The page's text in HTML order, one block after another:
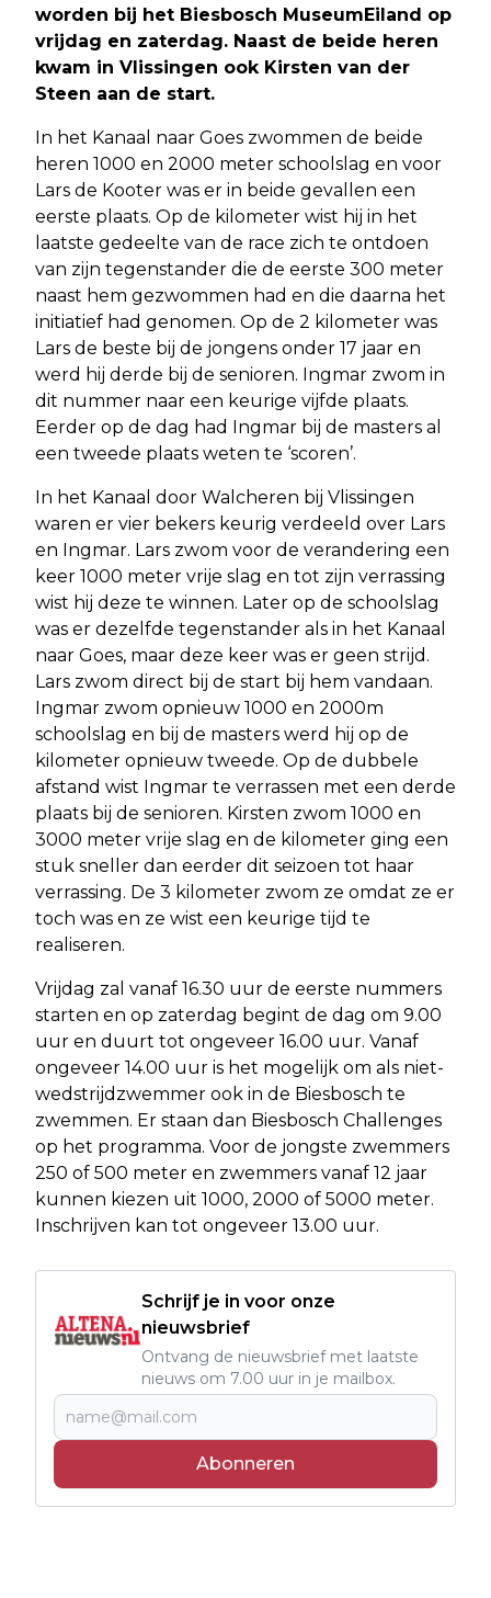
worden bij het Biesbosch MuseumEiland op
vrijdag en zaterdag. Naast de beide heren
kwam in Vlissingen ook Kirsten van der
Steen aan de start.
In het Kanaal naar Goes zwommen de beide
heren 1000 en 2000 meter schoolslag en voor
Lars de Kooter was er in beide gevallen een
eerste plaats. Op de kilometer wist hij in het
laatste gedeelte van de race zich te ontdoen
van zijn tegenstander die de eerste 300 meter
naast hem gezwommen had en die daarna het
initiatief had genomen. Op de 2 kilometer was
Lars de beste bij de jongens onder 17 jaar en
werd hij derde bij de senioren. Ingmar zwom in
dit nummer naar een keurige vijfde plaats.
Eerder op de dag had Ingmar bij de masters al
een tweede plaats weten te ‘scoren’.
In het Kanaal door Walcheren bij Vlissingen
waren er vier bekers keurig verdeeld over Lars
en Ingmar. Lars zwom voor de verandering een
keer 1000 meter vrije slag en tot zijn verrassing
wist hij deze te winnen. Later op de schoolslag
was er dezelfde tegenstander als in het Kanaal
naar Goes, maar deze keer was er geen strijd.
Lars zwom direct bij de start bij hem vandaan.
Ingmar zwom opnieuw 1000 en 2000m
schoolslag en bij de masters werd hij op de
kilometer opnieuw tweede. Op de dubbele
afstand wist Ingmar te verrassen met een derde
plaats bij de senioren. Kirsten zwom 1000 en
3000 meter vrije slag en de kilometer ging een
stuk sneller dan eerder dit seizoen tot haar
verrassing. De 3 kilometer zwom ze omdat ze er
toch was en ze wist een keurige tijd te
realiseren.
Vrijdag zal vanaf 16.30 uur de eerste nummers
starten en op zaterdag begint de dag om 9.00
uur en duurt tot ongeveer 16.00 uur. Vanaf
ongeveer 14.00 uur is het mogelijk om als niet-
wedstrijdzwemmer ook in de Biesbosch te
zwemmen. Er staan dan Biesbosch Challenges
op het programma. Voor de jongste zwemmers
250 of 500 meter en zwemmers vanaf 12 jaar
kunnen kiezen uit 1000, 2000 of 5000 meter.
Inschrijven kan tot ongeveer 13.00 uur.
Schrijf je in voor onze
nieuwsbrief
Ontvang de nieuwsbrief met laatste
nieuws om 7.00 uur in je mailbox.
Abonneren